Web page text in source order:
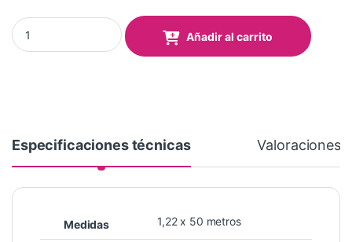
Vinilo Fluorescente Rosa 1,22x5 Mts quantity
Añadir al carrito
Especificaciones técnicas Valoraciones
Medidas 1,22 x 50 metros